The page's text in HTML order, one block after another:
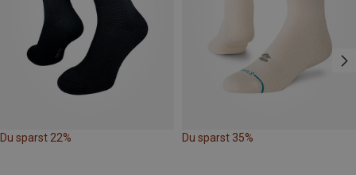
Du sparst 22% Du sparst 35%